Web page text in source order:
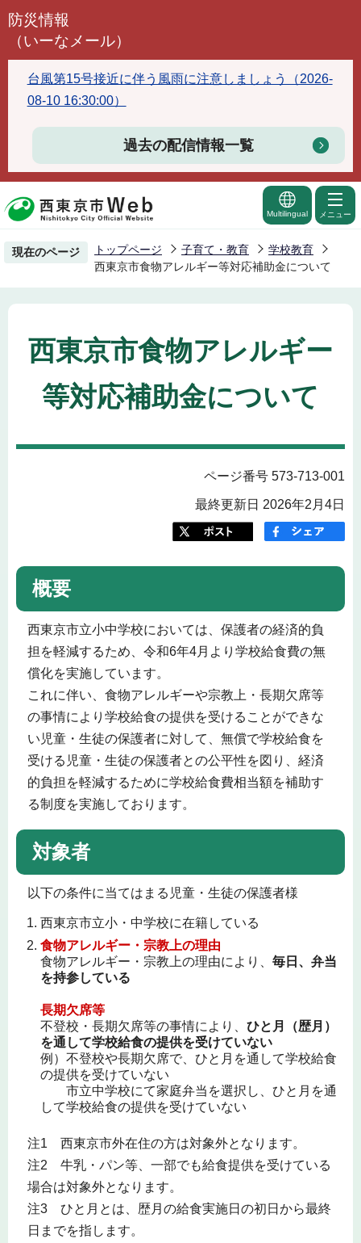
こ
で
す
防災情報
（いーなメール）
台風第15号接近に伴う風雨に注意しましょう（2026-
08-10 16:30:00）
過去の配信情報一覧
Multilingual メニュー
現在のページ トップページ 子育て・教育
学校教育
西東京市食物アレルギー等対応補助金について
西東京市食物アレルギー
等対応補助金について
ページ番号 573-713-001
最終更新日 2026年2月4日
概要
西東京市立小中学校においては、保護者の経済的負
担を軽減するため、令和6年4月より学校給食費の無
償化を実施しています。
これに伴い、食物アレルギーや宗教上・長期欠席等
の事情により学校給食の提供を受けることができな
い児童・生徒の保護者に対して、無償で学校給食を
受ける児童・生徒の保護者との公平性を図り、経済
的負担を軽減するために学校給食費相当額を補助す
る制度を実施しております。
対象者
以下の条件に当てはまる児童・生徒の保護者様
西東京市立小・中学校に在籍している
食物アレルギー・宗教上の理由
食物アレルギー・宗教上の理由により、 毎日、弁当
を持参している
長期欠席等
不登校・長期欠席等の事情により、 ひと月（歴月）
を通して学校給食の提供を受けていない
例）不登校や長期欠席で、ひと月を通して学校給食
の提供を受けていない
市立中学校にて家庭弁当を選択し、ひと月を通
して学校給食の提供を受けていない
注1 西東京市外在住の方は対象外となります。
注2 牛乳・パン等、一部でも給食提供を受けている
場合は対象外となります。
注3 ひと月とは、歴月の給食実施日の初日から最終
日までを指します。